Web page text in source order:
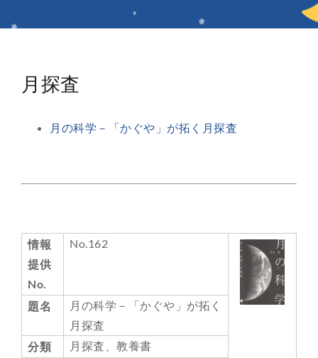
イベント情報
ブログ
月と遊ぼう
月・惑星へ
月探査
月の科学－「かぐや」が拓く月探査
情報
提供
No.
No.162
題名
月の科学－「かぐや」が拓く
月探査
分類
月探査、教養書